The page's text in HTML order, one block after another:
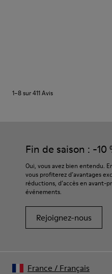
1–8 sur 411 Avis
Fin de saison : -
Oui, vous avez bien entendu.
vous profiterez d’avantages
réductions, d’accès en avant-
événements.
Rejoignez-nous
France / Français